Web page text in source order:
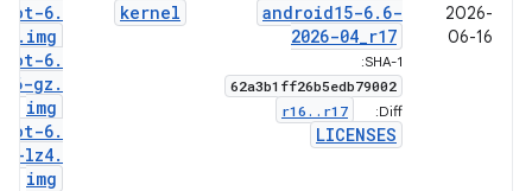
2026-
06-16
android15-6. 6-
2026-04_r17
SHA-1:
62a3b1ff26b5edb79002
Diff:
r16 . . r17
LICENSES
kernel
6.
. img
6.
6-gz .
img
6.
6-lz4.
img